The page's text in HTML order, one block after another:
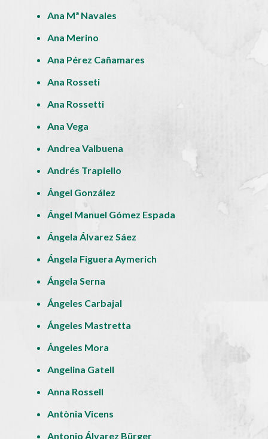
Ana Mª Navales
Ana Merino
Ana Pérez Cañamares
Ana Rosseti
Ana Rossetti
Ana Vega
Andrea Valbuena
Andrés Trapiello
Ángel González
Ángel Manuel Gómez Espada
Ángela Álvarez Sáez
Ángela Figuera Aymerich
Ángela Serna
Ángeles Carbajal
Ángeles Mastretta
Ángeles Mora
Angelina Gatell
Anna Rossell
Antònia Vicens
Antonio Álvarez Bürger